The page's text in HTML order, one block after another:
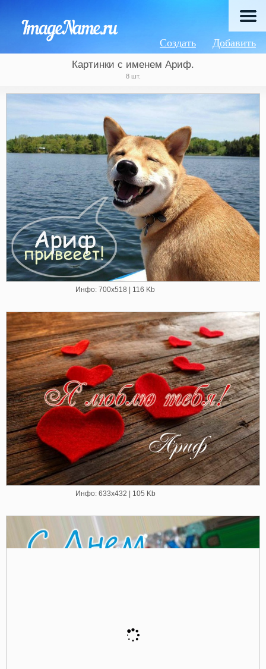
Добавить
Создать
Картинки с именем Ариф.
8 шт.
Инфо: 700х518 | 116 Kb
Инфо: 633х432 | 105 Kb